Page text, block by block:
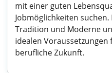
mit einer guten
Jobmöglichkeiten
Tradition und Moderne
idealen
berufliche Zukunft.